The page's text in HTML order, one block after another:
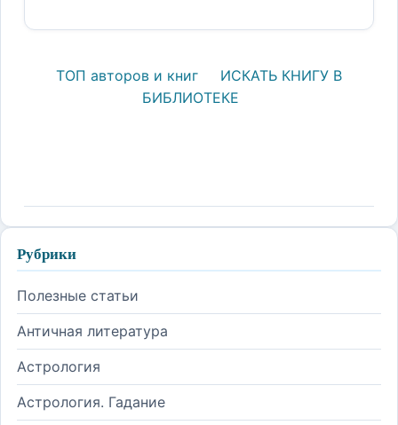
ТОП авторов и книг
ИСКАТЬ КНИГУ В
БИБЛИОТЕКЕ
Рубрики
Полезные статьи
Античная литература
Астрология
Астрология. Гадание